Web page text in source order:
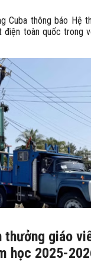
Cuba thông báo Hệ
toàn quốc trong
thưởng giáo
học 2025-